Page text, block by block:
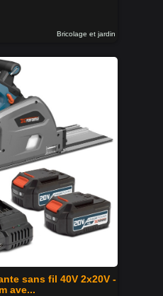
Bricolage et jardin
sans fil 40V 2x20V -
ave...